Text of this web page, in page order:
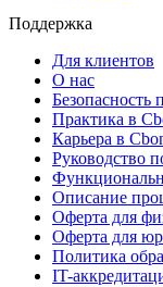
Поддержка
Для клиентов
О нас
Безопасность
Практика в
Карьера в
Руководство
Описание
Оферта для
Оферта для
Политика
IT-